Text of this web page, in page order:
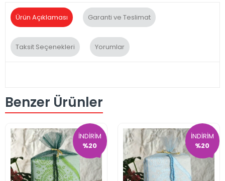
Ürün Açıklaması Garanti ve Teslimat
Taksit Seçenekleri Yorumlar
Benzer Ürünler
İNDİRİM
%20
İNDİRİM
%20